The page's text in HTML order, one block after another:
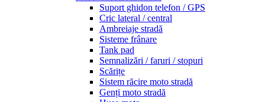
Suport ghidon telefon / GPS
Cric lateral / central
Ambreiaje stradă
Sisteme frânare
Tank pad
Semnalizări / faruri / stopuri
Scărițe
Sistem răcire moto stradă
Genți moto stradă